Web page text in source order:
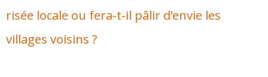
risée locale ou fera-t-il pâlir d’envie les
villages voisins ?